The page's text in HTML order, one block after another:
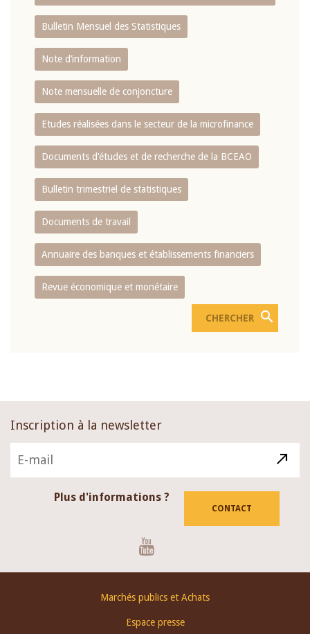
Bulletin Mensuel des Statistiques
Note d’information
Note mensuelle de conjoncture
Etudes réalisées dans le secteur de la microfinance
Documents d’études et de recherche de la BCEAO
Bulletin trimestriel de statistiques
Documents de travail
Annuaire des banques et établissements financiers
Revue économique et monétaire
Inscription à la newsletter
Plus d'informations ?
CONTACT
Marchés publics et Achats
Espace presse